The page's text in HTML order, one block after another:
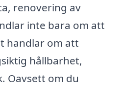
renovering av
inte bara om att
handlar om att
hållbarhet,
Oavsett om du